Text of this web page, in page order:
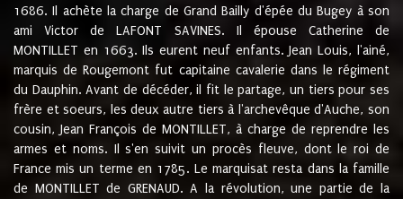
1686. Il achète la charge de Grand Bailly d'épée du Bugey à son
ami Victor de LAFONT SAVINES. Il épouse Catherine de
MONTILLET en 1663. Ils eurent neuf enfants. Jean Louis, l'ainé,
marquis de Rougemont fut capitaine cavalerie dans le régiment
du Dauphin. Avant de décéder, il fit le partage, un tiers pour ses
frère et soeurs, les deux autre tiers à l'archevêque d'Auche, son
cousin, Jean François de MONTILLET, à charge de reprendre les
armes et noms. Il s'en suivit un procès fleuve, dont le roi de
France mis un terme en 1785. Le marquisat resta dans la famille
de MONTILLET de GRENAUD. A la révolution, une partie de la